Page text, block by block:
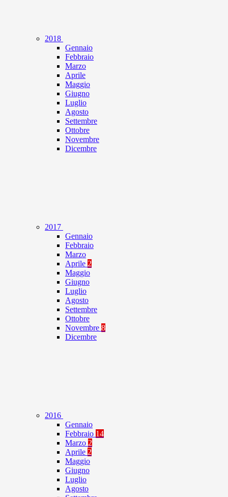
2018
Gennaio
Febbraio
Marzo
Aprile
Maggio
Giugno
Luglio
Agosto
Settembre
Ottobre
Novembre
Dicembre
2017
Gennaio
Febbraio
Marzo
Aprile 2
Maggio
Giugno
Luglio
Agosto
Settembre
Ottobre
Novembre 8
Dicembre
2016
Gennaio
Febbraio 14
Marzo 2
Aprile 2
Maggio
Giugno
Luglio
Agosto